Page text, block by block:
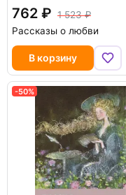
762
1 523
Рассказы о любви
В корзину
-50%